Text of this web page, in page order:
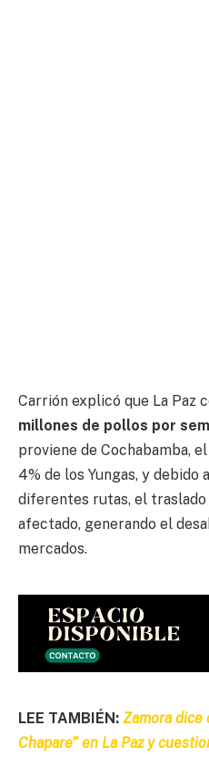
Carrión explicó que La Paz
millones de pollos por
proviene de Cochabamba,
4% de los Yungas, y debido
diferentes rutas, el
afectado, generando el
mercados.
LEE TAMBIÉN: Zamora dice
Chapare” en La Paz y